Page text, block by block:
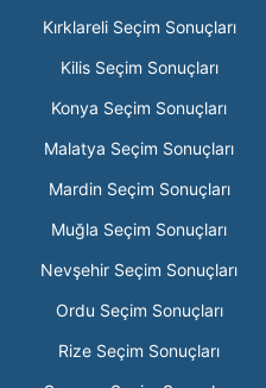
Kırklareli Seçim Sonuçları
Kilis Seçim Sonuçları
Konya Seçim Sonuçları
Malatya Seçim Sonuçları
Mardin Seçim Sonuçları
Muğla Seçim Sonuçları
Nevşehir Seçim Sonuçları
Ordu Seçim Sonuçları
Rize Seçim Sonuçları